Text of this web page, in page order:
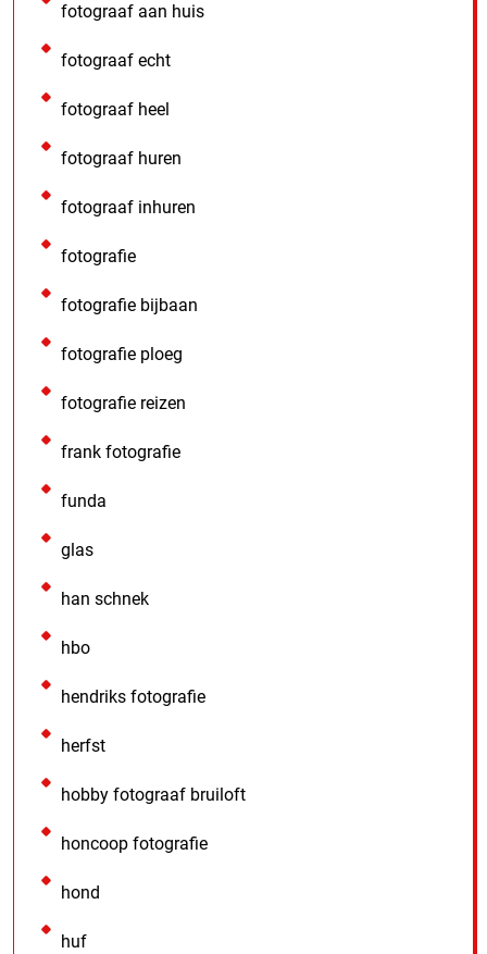
fotograaf aan huis
fotograaf echt
fotograaf heel
fotograaf huren
fotograaf inhuren
fotografie
fotografie bijbaan
fotografie ploeg
fotografie reizen
frank fotografie
funda
glas
han schnek
hbo
hendriks fotografie
herfst
hobby fotograaf bruiloft
honcoop fotografie
hond
huf